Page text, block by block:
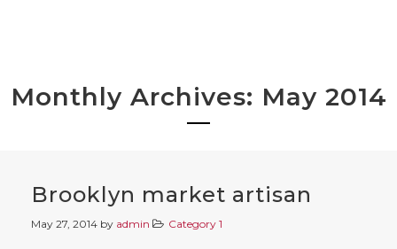
Monthly Archives: May 2014
Brooklyn market artisan
May 27, 2014 by admin Category 1